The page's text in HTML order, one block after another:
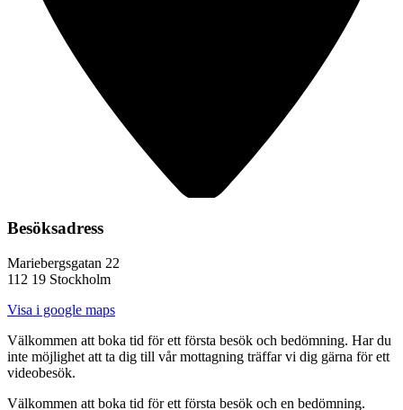
Besöksadress
Mariebergsgatan 22
112 19 Stockholm
Visa i google maps
Välkommen att boka tid för ett första besök och bedömning. Har du
inte möjlighet att ta dig till vår mottagning träffar vi dig gärna för ett
videobesök.
Välkommen att boka tid för ett första besök och en bedömning.